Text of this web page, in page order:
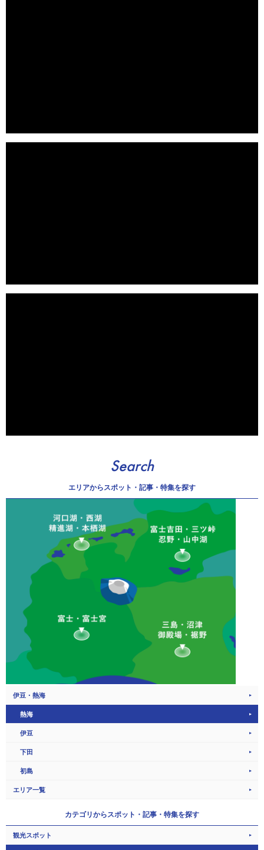
Search
エリアからスポット・記事・特集を探す
伊豆・熱海
熱海
伊豆
下田
初島
エリア一覧
カテゴリからスポット・記事・特集を探す
観光スポット